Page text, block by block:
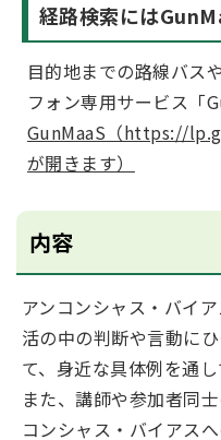
経路検索には
目的地までの路線バス
フォン専用サービス「
GunMaaS（https://
が開きます）
内容
アンコンシャス・バイ
活の中の判断や言動に
て、身近な具体例を通し
また、講師や参加者同
コンシャス・バイアス